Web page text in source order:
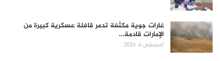
غارات جوية مكثفة تدمر قافلة عسكرية كبيرة من
الإمارات قادمة…
أغسطس 6, 2026